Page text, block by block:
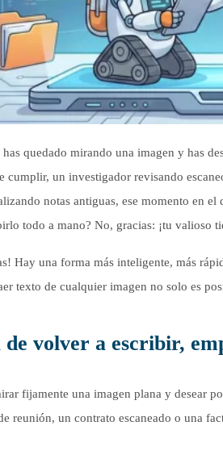
quedado mirando una imagen y has
cumplir, un investigador revisando
notas antiguas, ese momento en
todo a mano? No, gracias: ¡tu valioso
Hay una forma más inteligente, más
texto de cualquier imagen no solo es
de volver a escribir,
fijamente una imagen plana y desear
reunión, un contrato escaneado o una